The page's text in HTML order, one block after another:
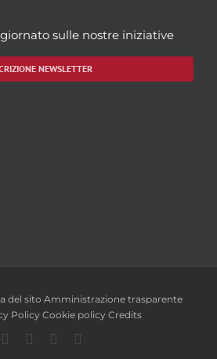
sulle nostre iniziative
NEWSLETTER
del sito Amministrazione trasparente
Policy Cookie policy Credits
Facebook
TwitterYouTube